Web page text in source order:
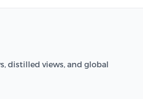
distilled views, and global